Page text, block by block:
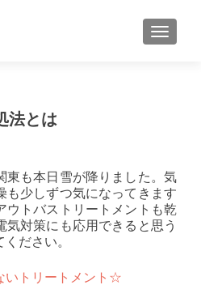
ナビゲ
法とは
東も本日雪が降りました。気
も少しずつ気になってきます
ウトバストリートメントも乾
対策にも応用できると思う
ださい。
いトリートメント☆